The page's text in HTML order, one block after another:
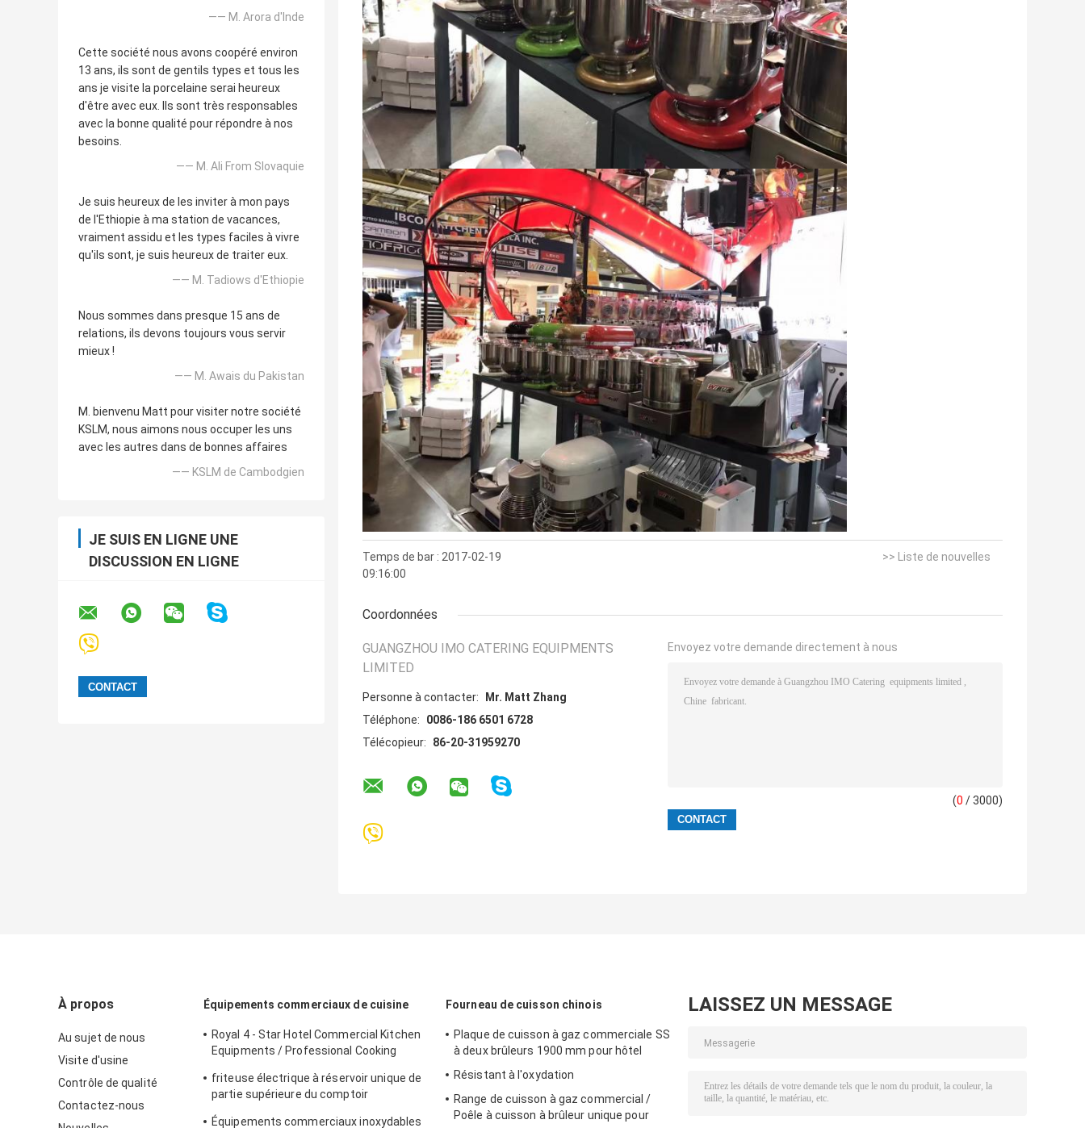
—— M. Arora d'Inde
Cette société nous avons coopéré environ
13 ans, ils sont de gentils types et tous les
ans je visite la porcelaine serai heureux
d'être avec eux. Ils sont très responsables
avec la bonne qualité pour répondre à nos
besoins.
—— M. Ali From Slovaquie
Je suis heureux de les inviter à mon pays
de l'Ethiopie à ma station de vacances,
vraiment assidu et les types faciles à vivre
qu'ils sont, je suis heureux de traiter eux.
—— M. Tadiows d'Ethiopie
Nous sommes dans presque 15 ans de
relations, ils devons toujours vous servir
mieux !
—— M. Awais du Pakistan
M. bienvenu Matt pour visiter notre société
KSLM, nous aimons nous occuper les uns
avec les autres dans de bonnes affaires
—— KSLM de Cambodgien
JE SUIS EN LIGNE UNE
DISCUSSION EN LIGNE
Temps de bar : 2017-02-19
09:16:00
>> Liste de nouvelles
Coordonnées
GUANGZHOU IMO CATERING EQUIPMENTS
LIMITED
Personne à contacter:
Mr. Matt Zhang
Téléphone:
0086-186 6501 6728
Télécopieur:
86-20-31959270
Envoyez votre demande directement à nous
(0 / 3000)
À propos
Au sujet de nous
Visite d'usine
Contrôle de qualité
Contactez-nous
Équipements commerciaux de cuisine
Royal 4 - Star Hotel Commercial Kitchen
Equipments / Professional Cooking
friteuse électrique à réservoir unique de
partie supérieure du comptoir
Équipements commerciaux inoxydables
Fourneau de cuisson chinois
Plaque de cuisson à gaz commerciale SS
à deux brûleurs 1900 mm pour hôtel
Résistant à l'oxydation
Range de cuisson à gaz commercial /
Poêle à cuisson à brûleur unique pour
LAISSEZ UN MESSAGE